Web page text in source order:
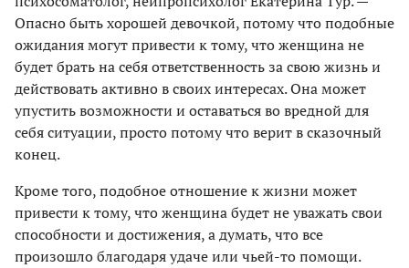
Опасно быть хорошей девочкой, потому что подобные
ожидания могут привести к тому, что женщина не
будет брать на себя ответственность за свою жизнь и
действовать активно в своих интересах. Она может
упустить возможности и оставаться во вредной для
себя ситуации, просто потому что верит в сказочный
конец.
Кроме того, подобное отношение к жизни может
привести к тому, что женщина будет не уважать свои
способности и достижения, а думать, что все
произошло благодаря удаче или чьей-то помощи.